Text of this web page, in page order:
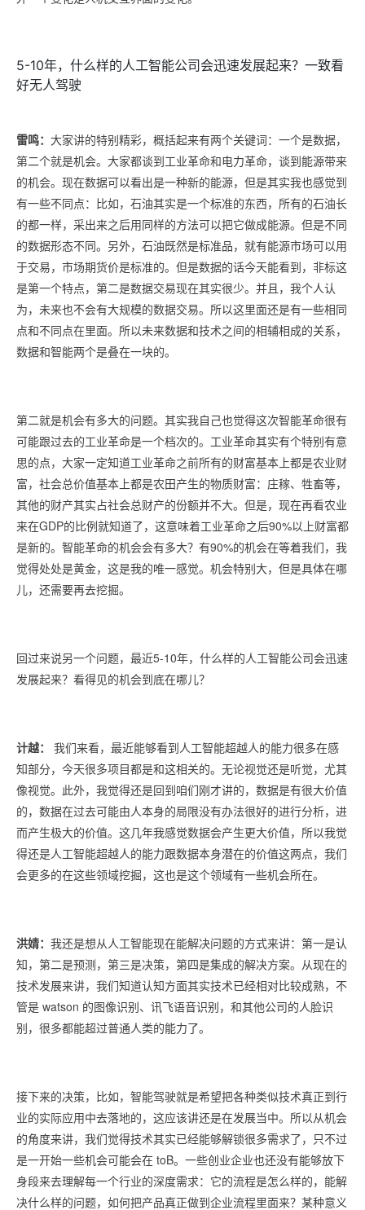
5-10年，什么样的人工智能公司会迅速发展起来？一致看
好无人驾驶
雷鸣： 大家讲的特别精彩，概括起来有两个关键词：一个是数据，
第二个就是机会。大家都谈到工业革命和电力革命，谈到能源带来
的机会。现在数据可以看出是一种新的能源，但是其实我也感觉到
有一些不同点：比如，石油其实是一个标准的东西，所有的石油长
的都一样，采出来之后用同样的方法可以把它做成能源。但是不同
的数据形态不同。另外，石油既然是标准品，就有能源市场可以用
于交易，市场期货价是标准的。但是数据的话今天能看到，非标这
是第一个特点，第二是数据交易现在其实很少。并且，我个人认
为，未来也不会有大规模的数据交易。所以这里面还是有一些相同
点和不同点在里面。所以未来数据和技术之间的相辅相成的关系，
数据和智能两个是叠在一块的。
第二就是机会有多大的问题。其实我自己也觉得这次智能革命很有
可能跟过去的工业革命是一个档次的。工业革命其实有个特别有意
思的点，大家一定知道工业革命之前所有的财富基本上都是农业财
富，社会总价值基本上都是农田产生的物质财富：庄稼、牲畜等，
其他的财产其实占社会总财产的份额并不大。但是，现在再看农业
来在GDP的比例就知道了，这意味着工业革命之后90%以上财富都
是新的。智能革命的机会会有多大？有90%的机会在等着我们，我
觉得处处是黄金，这是我的唯一感觉。机会特别大，但是具体在哪
儿，还需要再去挖掘。
回过来说另一个问题，最近5-10年，什么样的人工智能公司会迅速
发展起来？看得见的机会到底在哪儿？
计越： 我们来看，最近能够看到人工智能超越人的能力很多在感
知部分，今天很多项目都是和这相关的。无论视觉还是听觉，尤其
像视觉。此外，我觉得还是回到咱们刚才讲的，数据是有很大价值
的，数据在过去可能由人本身的局限没有办法很好的进行分析，进
而产生极大的价值。这几年我感觉数据会产生更大价值，所以我觉
得还是人工智能超越人的能力跟数据本身潜在的价值这两点，我们
会更多的在这些领域挖掘，这也是这个领域有一些机会所在。
洪婧： 我还是想从人工智能现在能解决问题的方式来讲：第一是认
知，第二是预测，第三是决策，第四是集成的解决方案。从现在的
技术发展来讲，我们知道认知方面其实技术已经相对比较成熟，不
管是 watson 的图像识别、讯飞语音识别，和其他公司的人脸识
别，很多都能超过普通人类的能力了。
接下来的决策，比如，智能驾驶就是希望把各种类似技术真正到行
业的实际应用中去落地的，这应该讲还是在发展当中。所以从机会
的角度来讲，我们觉得技术其实已经能够解锁很多需求了，只不过
是一开始一些机会可能会在 toB。一些创业企业也还没有能够放下
身段来去理解每一个行业的深度需求：它的流程是怎么样的，能解
决什么样的问题，如何把产品真正做到企业流程里面来？某种意义